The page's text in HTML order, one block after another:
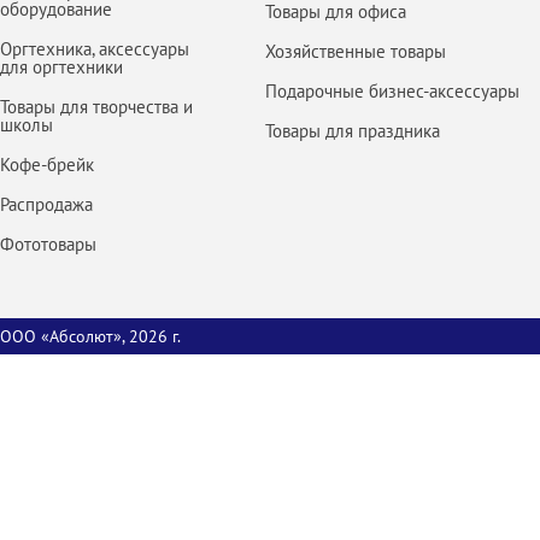
оборудование
Оргтехника, аксессуары
для оргтехники
Товары для творчества и
школы
Кофе-брейк
Распродажа
Фототовары
Товары для офиса
Хозяйственные товары
Подарочные бизнес-аксессуары
Товары для праздника
ООО «Абсолют», 2026 г.